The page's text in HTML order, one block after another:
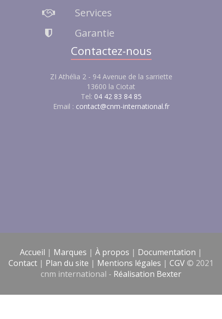
Services
Garantie
Contactez-nous
ZI Athélia 2 - 94 Avenue de la sarriette
13600 la Ciotat
Tel: 04 42 83 84 85
Email : contact@cnm-international.fr
Accueil | Marques | À propos | Documentation |
Contact | Plan du site | Mentions légales | CGV © 2021
cnm international - Réalisation Bexter